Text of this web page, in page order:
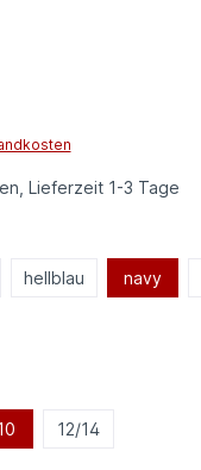
Lieferzeit 1-3 Tage
hellblau navy
12/14